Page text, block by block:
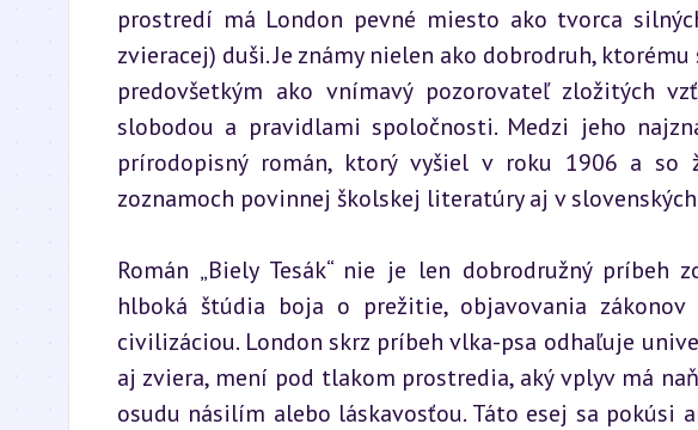
prostredí má London pevné miesto ako tvorca
zvieracej) duši. Je známy nielen ako dobrodruh,
predovšetkým ako vnímavý pozorovateľ zložitých
slobodou a pravidlami spoločnosti. Medzi jeho
prírodopisný román, ktorý vyšiel v roku 1906 a so
zoznamoch povinnej školskej literatúry aj v
Román „Biely Tesák“ nie je len dobrodružný príbeh
hlboká štúdia boja o prežitie, objavovania
civilizáciou. London skrz príbeh vlka-psa odhaľuje
aj zviera, mení pod tlakom prostredia, aký vplyv má
osudu násilím alebo láskavosťou. Táto esej sa pokúsi